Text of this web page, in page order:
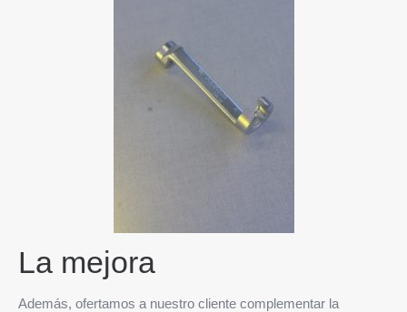
La mejora
Además, ofertamos a nuestro cliente complementar la